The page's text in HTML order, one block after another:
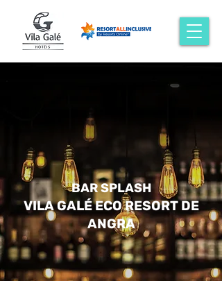
BAR SPLASH
VILA GALÉ ECO RESORT DE
ANGRA